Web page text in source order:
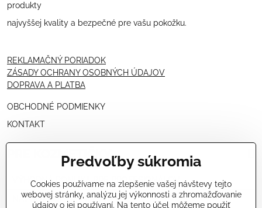
produkty
najvyššej kvality a bezpečné pre vašu pokožku.
REKLAMAČNÝ PORIADOK
ZÁSADY OCHRANY OSOBNÝCH ÚDAJOV
DOPRAVA A PLATBA
OBCHODNÉ PODMIENKY
KONTAKT
PRE KOZMETIČKY
VÝHODNÁ PONUKA PRE PROFESIONÁLOV
NÁVODY OŠETRENÍ - VIDEÁ
Predvoľby súkromia
Cookies používame na zlepšenie vašej návštevy tejto
webovej stránky, analýzu jej výkonnosti a zhromažďovanie
údajov o jej používaní. Na tento účel môžeme použiť